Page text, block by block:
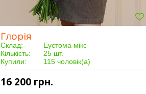
Глорія
Склад:
Еустома мікс
Кількість:
25 шт.
Купили:
115 чоловік(а)
16 200 грн.